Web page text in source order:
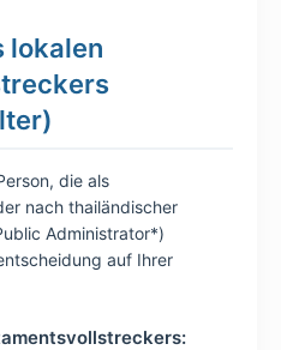
lokalen
die als
nach thailändischer
Administrator*)
auf Ihrer